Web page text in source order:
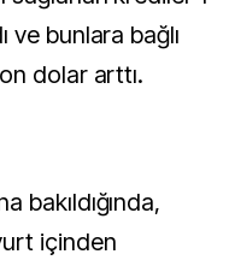
ve bunlara bağlı
dolar arttı.
bakıldığında,
içinden